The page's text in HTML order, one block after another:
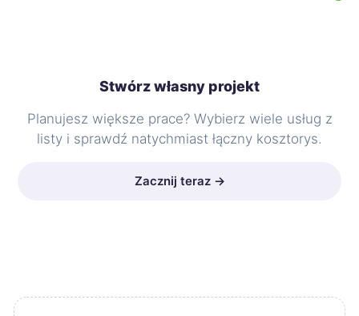
Stwórz własny projekt
Planujesz większe prace? Wybierz wiele usług z
listy i sprawdź natychmiast łączny kosztorys.
Zacznij teraz →